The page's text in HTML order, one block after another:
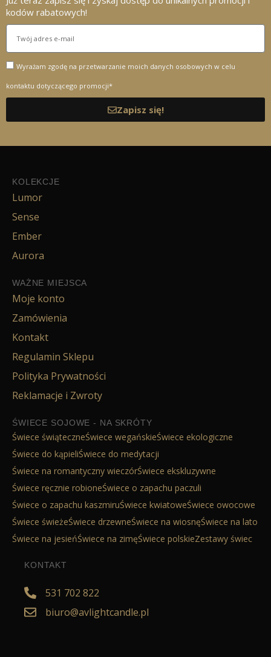
kodów rabatowych!
Wyrażam zgodę na przetwarzanie moich danych osobowych w celu
kontaktu dotyczącego promocji*
Zapisz się!
KOLEKCJE
Lumor
Sense
Ember
Aurora
WAŻNE MIEJSCA
Moje konto
Zamówienia
Kontakt
Regulamin Sklepu
Polityka Prywatności
Reklamacje i Zwroty
ŚWIECE SOJOWE - NA SKRÓTY
Świece świąteczneŚwiece wegańskieŚwiece ekologiczne
Świece do kąpieliŚwiece do medytacji
Świece na romantyczny wieczórŚwiece ekskluzywne
Świece ręcznie robioneŚwiece o zapachu paczuli
Świece o zapachu kaszmiruŚwiece kwiatoweŚwiece owocowe
Świece świeżeŚwiece drzewneŚwiece na wiosnęŚwiece na lato
Świece na jesieńŚwiece na zimęŚwiece polskieZestawy świec
KONTAKT
531 702 822
biuro@avlightcandle.pl